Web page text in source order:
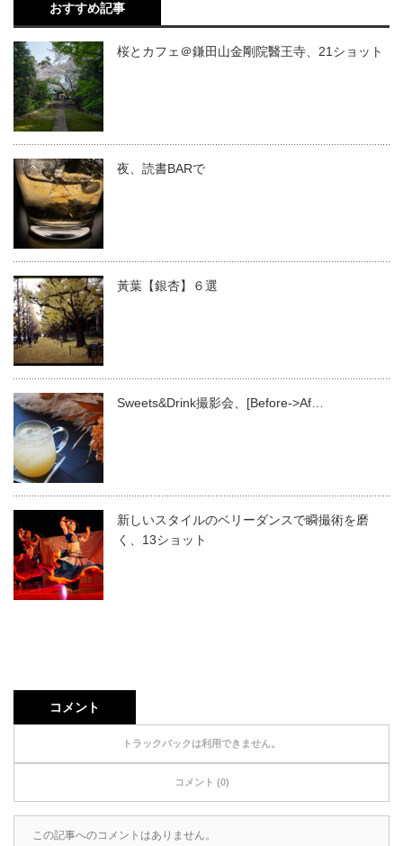
おすすめ記事
桜とカフェ＠鎌田山金剛院醫王寺、21ショット
夜、読書BARで
黃葉【銀杏】６選
Sweets&Drink撮影会、[Before->Af…
新しいスタイルのベリーダンスで瞬撮術を磨
く、13ショット
コメント
トラックバックは利用できません。
コメント (0)
この記事へのコメントはありません。